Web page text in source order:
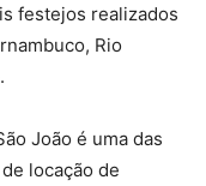
festejos realizados
Rio
João é uma das
locação de